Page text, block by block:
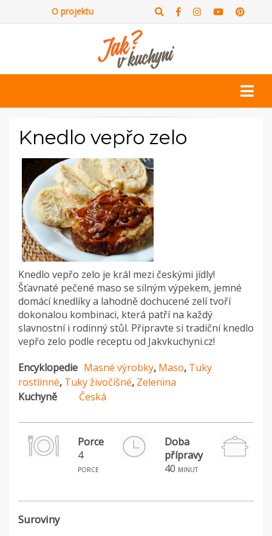
O projektu
Knedlo vepřo zelo
Knedlo vepřo zelo je král mezi českými jídly!
Šťavnaté pečené maso se silným výpekem, jemné
domácí knedlíky a lahodně dochucené zelí tvoří
dokonalou kombinaci, která patří na každý
slavnostní i rodinný stůl. Připravte si tradiční knedlo
vepřo zelo podle receptu od Jakvkuchyni.cz!
Encyklopedie Masné výrobky, Maso, Tuky
rostlinné, Tuky živočišné, Zelenina
Kuchyně
Česká
Porce
4
porce
Doba
přípravy
40 minut
Suroviny